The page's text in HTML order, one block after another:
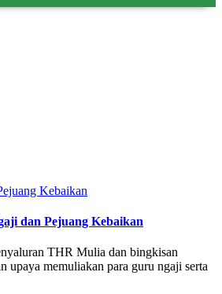
dan Pejuang Kebaikan
THR Mulia dan bingkisan
upaya memuliakan para guru ngaji serta